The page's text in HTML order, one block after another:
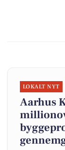
LOKALT NYT
Aarhus